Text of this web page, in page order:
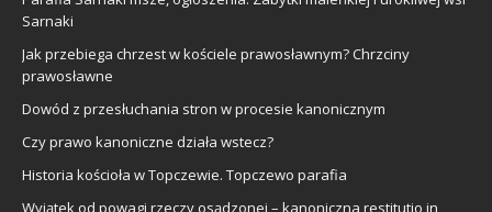
Sarnaki
Jak przebiega chrzest w kościele prawosławnym? Chrzciny
prawosławne
Dowód z przesłuchania stron w procesie kanonicznym
Czy prawo kanoniczne działa wstecz?
Historia kościoła w Topczewie. Topczewo parafia
Wyjątek od powagi rzeczy osądzonej – kanoniczna restitutio in